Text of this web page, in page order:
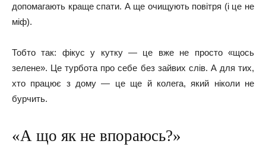
допомагають краще спати. А ще очищують повітря (і це не
міф).
Тобто так: фікус у кутку — це вже не просто «щось
зелене». Це турбота про себе без зайвих слів. А для тих,
хто працює з дому — це ще й колега, який ніколи не
бурчить.
«А що як не впораюсь?»